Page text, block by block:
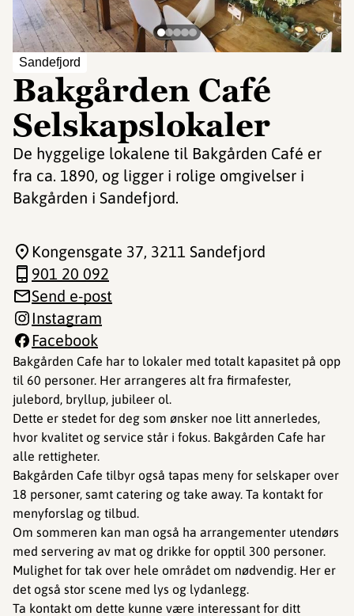
Sandefjord
Bakgården Café
Selskapslokaler
De hyggelige lokalene til Bakgården Café er
fra ca. 1890, og ligger i rolige omgivelser i
Bakgården i Sandefjord.
©
Bakgården Cafe har to lokaler med totalt kapasitet på opp
til 60 personer. Her arrangeres alt fra firmafester,
julebord, bryllup, jubileer ol.
Dette er stedet for deg som ønsker noe litt annerledes,
hvor kvalitet og service står i fokus. Bakgården Cafe har
alle rettigheter.
Bakgården Cafe tilbyr også tapas meny for selskaper over
18 personer, samt catering og take away. Ta kontakt for
menyforslag og tilbud.
Om sommeren kan man også ha arrangementer utendørs
med servering av mat og drikke for opptil 300 personer.
Mulighet for tak over hele området om nødvendig. Her er
det også stor scene med lys og lydanlegg.
Ta kontakt om dette kunne være interessant for ditt
Kongensgate 37, 3211 Sandefjord
901 20 092
Send e-post
Instagram
Facebook